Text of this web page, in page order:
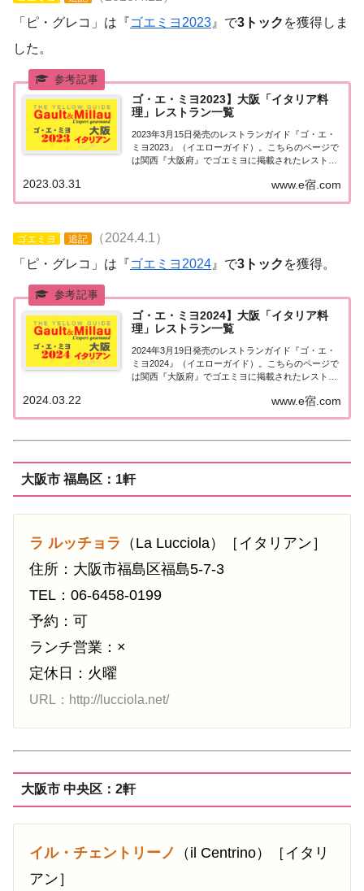
「ピ・グレコ」は『ゴエミヨ2023 』で3トック を獲得しま
した。
ゴ・エ・ミヨ2023】大阪「イタリア料
理」レストラン一覧
2023年3月15日発売のレストランガイド『ゴ・エ・
ミヨ2023』（イエローガイド）。こちらのページで
は関西『大阪府』でゴエミヨに掲載されたレストラ
にまとめました。ゴエミヨ2023『大阪』イタリア料
理関西「大阪エリア」で「ゴ・エ・ミヨ...
www.e宿.com
2023.03.31
ゴエミヨ 追記
（2024.4.1）
「ピ・グレコ」は『ゴエミヨ2024 』で3トック を獲得。
ゴ・エ・ミヨ2024】大阪「イタリア料
理」レストラン一覧
2024年3月19日発売のレストランガイド『ゴ・エ・
ミヨ2024』（イエローガイド）。こちらのページで
は関西『大阪府』でゴエミヨに掲載されたレストラ
にまとめました。ゴエミヨ2024『大阪』イタリア料
理関西「大阪エリア」で「ゴ・エ・ミヨ...
www.e宿.com
2024.03.22
大阪市 福島区：1軒
ラ ルッチョラ （La Lucciola）［イタリアン］
住所：大阪市福島区福島5-7-3
TEL：06-6458-0199
予約：可
ランチ営業：×
定休日：火曜
URL：http://lucciola.net/
大阪市 中央区：2軒
イル・チェントリーノ
（il Centrino）［イタリ
アン］